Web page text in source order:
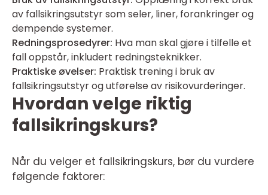
av fallsikringsutstyr som seler, liner, forankringer og
dempende systemer.
Redningsprosedyrer: Hva man skal gjøre i tilfelle et
fall oppstår, inkludert redningsteknikker.
Praktiske øvelser: Praktisk trening i bruk av
fallsikringsutstyr og utførelse av risikovurderinger.
Hvordan velge riktig
fallsikringskurs?
Når du velger et fallsikringskurs, bør du vurdere
følgende faktorer: